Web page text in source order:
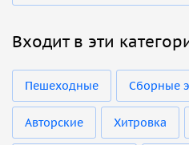
Входит в эти
Пешеходные Сборные
Авторские Хитровка